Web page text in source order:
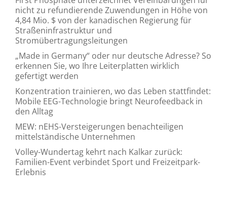
nicht zu refundierende Zuwendungen in Höhe von
4,84 Mio. $ von der kanadischen Regierung für
Straßeninfrastruktur und
Stromübertragungsleitungen
„Made in Germany“ oder nur deutsche Adresse? So
erkennen Sie, wo Ihre Leiterplatten wirklich
gefertigt werden
Konzentration trainieren, wo das Leben stattfindet:
Mobile EEG-Technologie bringt Neurofeedback in
den Alltag
MEW: nEHS-Versteigerungen benachteiligen
mittelständische Unternehmen
Volley-Wundertag kehrt nach Kalkar zurück:
Familien-Event verbindet Sport und Freizeitpark-
Erlebnis